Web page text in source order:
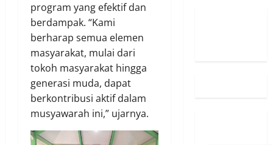
program yang efektif dan
berdampak. “Kami
berharap semua elemen
masyarakat, mulai dari
tokoh masyarakat hingga
generasi muda, dapat
berkontribusi aktif dalam
musyawarah ini,” ujarnya.